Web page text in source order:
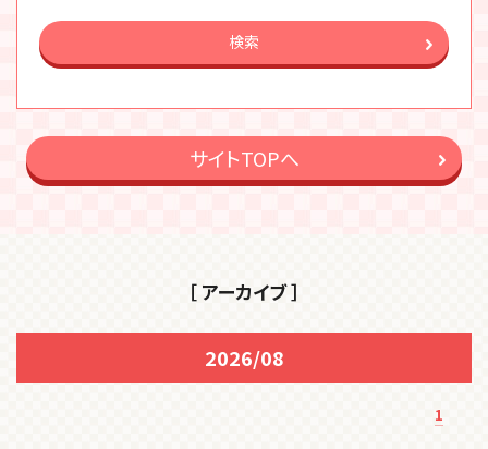
検索
サイトTOPへ
［ アーカイブ ］
2026/08
1